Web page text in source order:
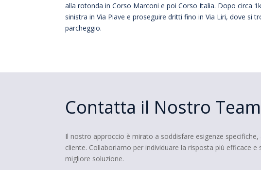
alla rotonda in Corso Marconi e poi Corso Italia. Dopo circa
sinistra in Via Piave e proseguire dritti fino in Via Liri, dove si
parcheggio.
Contatta il Nostro Team
Il nostro approccio è mirato a soddisfare esigenze
cliente. Collaboriamo per individuare la risposta più efficace
migliore soluzione.